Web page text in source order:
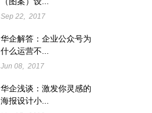
Sep 22, 2017
华企解答：企业公众号为
什么运营不...
Jun 08, 2017
华企浅谈：激发你灵感的
海报设计小...